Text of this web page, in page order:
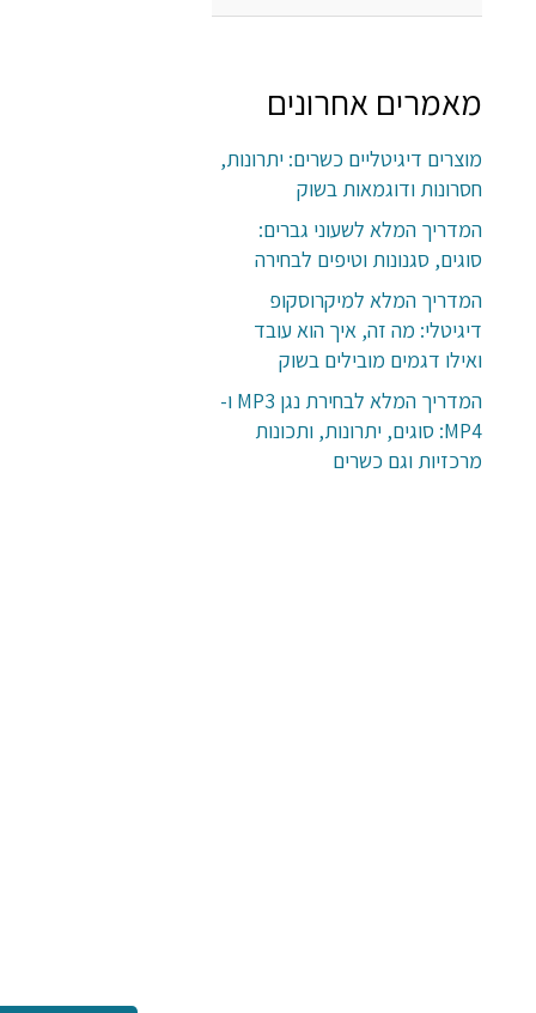
מאמרים אחרונים
מוצרים דיגיטליים כשרים: יתרונות,
חסרונות ודוגמאות בשוק
המדריך המלא לשעוני גברים:
סוגים, סגנונות וטיפים לבחירה
המדריך המלא למיקרוסקופ
דיגיטלי: מה זה, איך הוא עובד
ואילו דגמים מובילים בשוק
המדריך המלא לבחירת נגן MP3 ו-
MP4: סוגים, יתרונות, ותכונות
מרכזיות וגם כשרים